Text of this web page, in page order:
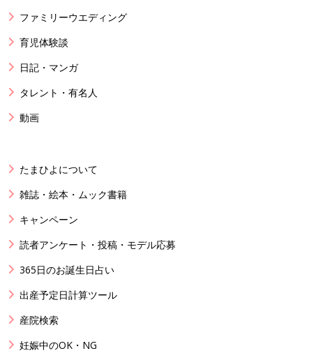
ファミリーウエディング
育児体験談
日記・マンガ
タレント・有名人
動画
たまひよについて
雑誌・絵本・ムック書籍
キャンペーン
読者アンケート・投稿・モデル応募
365日のお誕生日占い
出産予定日計算ツール
産院検索
妊娠中のOK・NG